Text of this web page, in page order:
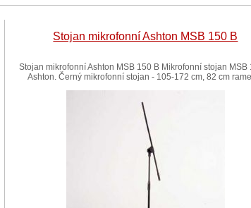
Stojan mikrofonní Ashton MSB 150 B
Stojan mikrofonní Ashton MSB 150 B Mikrofonní stojan MSB
Ashton. Černý mikrofonní stojan - 105-172 cm, 82 cm